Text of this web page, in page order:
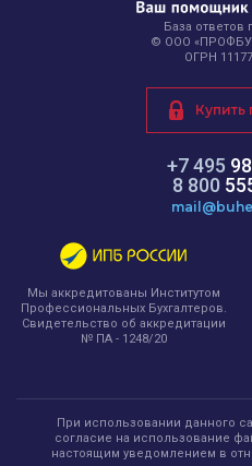
База ответов
© ООО
ОГРН
+7 495
8 800
Купить
Мы аккредитованы Институтом
Профессиональных Бухгалтеров.
Свидетельство об аккредитации
№ ПА - 1248/20
При использовании данного
согласие на использование
настоящим уведомлением в